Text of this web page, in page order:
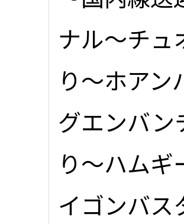
ナル～チュ
り～ホア
グエンバン
り～ハム
イゴンバス